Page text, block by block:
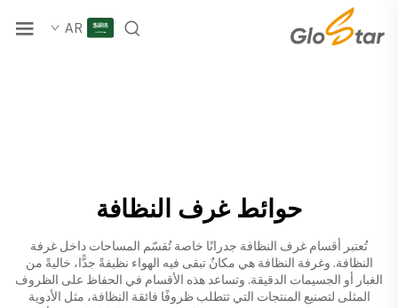
AR
حوائط غرف النظافة
تُعتبر أقسام غرف النظافة جدرانًا خاصة تُقسّم المساحات داخل غرفة
النظافة. وغرفة النظافة هي مكانٌ تبقى فيه الهواء نظيفةً جدًّا، خاليةً من
الغبار أو الجسيمات الدقيقة. وتساعد هذه الأقسام في الحفاظ على الظروف
المثلى لتصنيع المنتجات التي تتطلب ظروفًا فائقة النظافة، مثل الأدوية